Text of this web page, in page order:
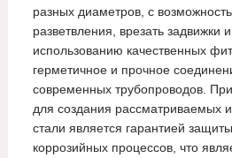
разных диаметров, с
разветвления, врезать задвижки
использованию качественных
герметичное и прочное
современных трубопроводов.
для создания рассматриваемых
стали является гарантией
коррозийных процессов, что